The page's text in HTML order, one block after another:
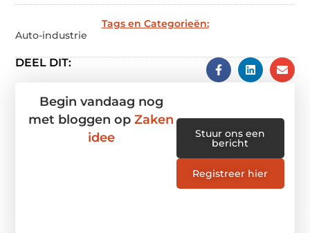
Tags en Categorieën:
Auto-industrie
DEEL DIT:
Begin vandaag nog
met bloggen opZaken
idee
Stuur ons een
bericht
Registreer hier